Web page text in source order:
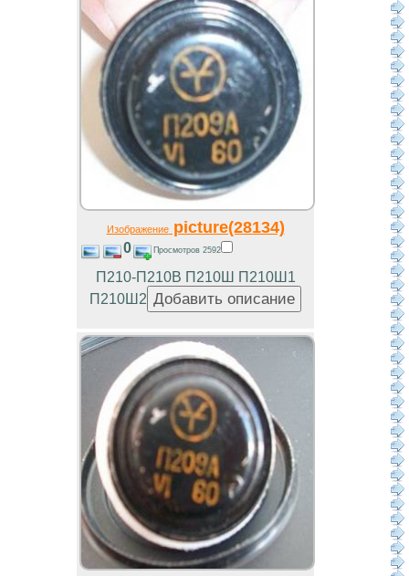
Изображениеpicture(28134)
0 Просмотров 2592
П210-П210В П210Ш П210Ш1
П210Ш2